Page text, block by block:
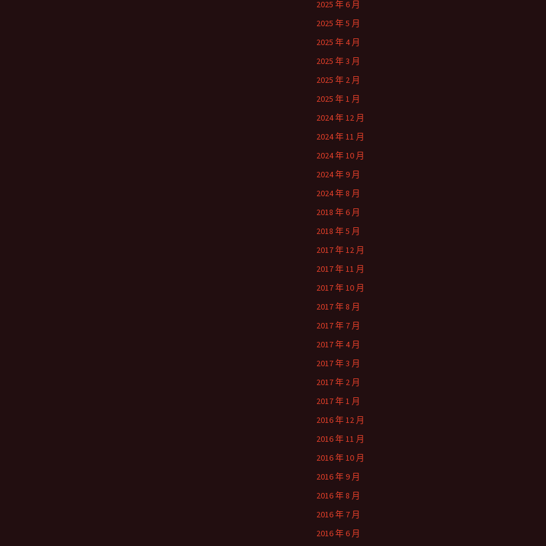
2025 年 6 月
2025 年 5 月
2025 年 4 月
2025 年 3 月
2025 年 2 月
2025 年 1 月
2024 年 12 月
2024 年 11 月
2024 年 10 月
2024 年 9 月
2024 年 8 月
2018 年 6 月
2018 年 5 月
2017 年 12 月
2017 年 11 月
2017 年 10 月
2017 年 8 月
2017 年 7 月
2017 年 4 月
2017 年 3 月
2017 年 2 月
2017 年 1 月
2016 年 12 月
2016 年 11 月
2016 年 10 月
2016 年 9 月
2016 年 8 月
2016 年 7 月
2016 年 6 月